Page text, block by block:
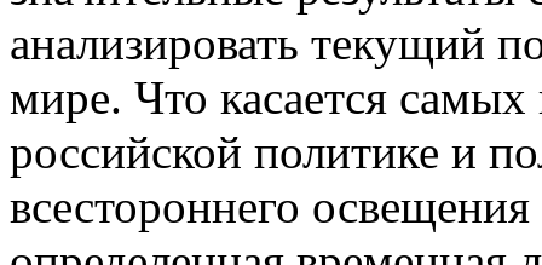
анализировать текущий
мире. Что касается
российской политике и
всестороннего